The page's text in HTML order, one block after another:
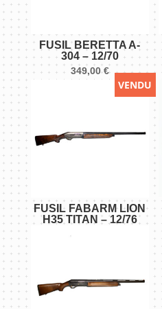
FUSIL BERETTA A-
304 – 12/70
349,00€
VENDU
FUSIL FABARM LION
H35 TITAN – 12/76